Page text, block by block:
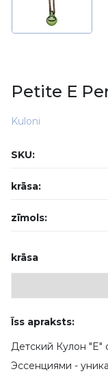
Petite E
Kuloni
SKU:
krāsa:
zīmols:
krāsa
Īss apraksts:
Детский Кулон "E"
Эссенциями -